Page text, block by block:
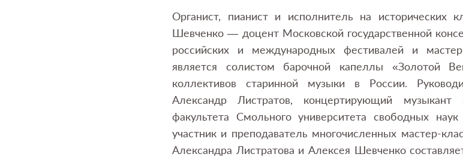
Органист, пианист и исполнитель на исторических
Шевченко — доцент Московской государственной
российских и международных фестивалей и
является солистом барочной капеллы «Золотой
коллективов старинной музыки в России.
Александр Листратов, концертирующий музыкант
факультета Смольного университета свободных
участник и преподаватель многочисленных мастер-
Александра Листратова и Алексея Шевченко